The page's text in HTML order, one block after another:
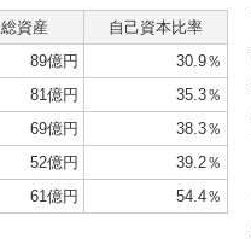
総資産
自己資本比率
89億円
30.9％
81億円
35.3％
69億円
38.3％
52億円
39.2％
61億円 54.4％